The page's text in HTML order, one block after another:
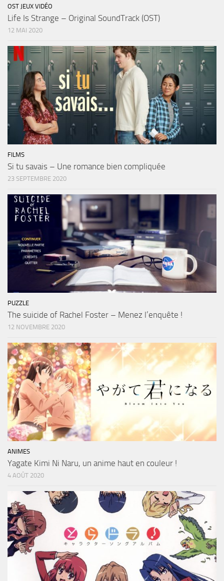
OST JEUX VIDÉO
Life Is Strange – Original SoundTrack (OST)
12 MAI 2020
FILMS
Si tu savais – Une romance bien compliquée
23 SEPTEMBRE 2020
PUZZLE
The suicide of Rachel Foster – Menez l’enquête !
12 NOVEMBRE 2020
ANIMES
Yagate Kimi Ni Naru, un anime haut en couleur !
4 AOÛT 2020